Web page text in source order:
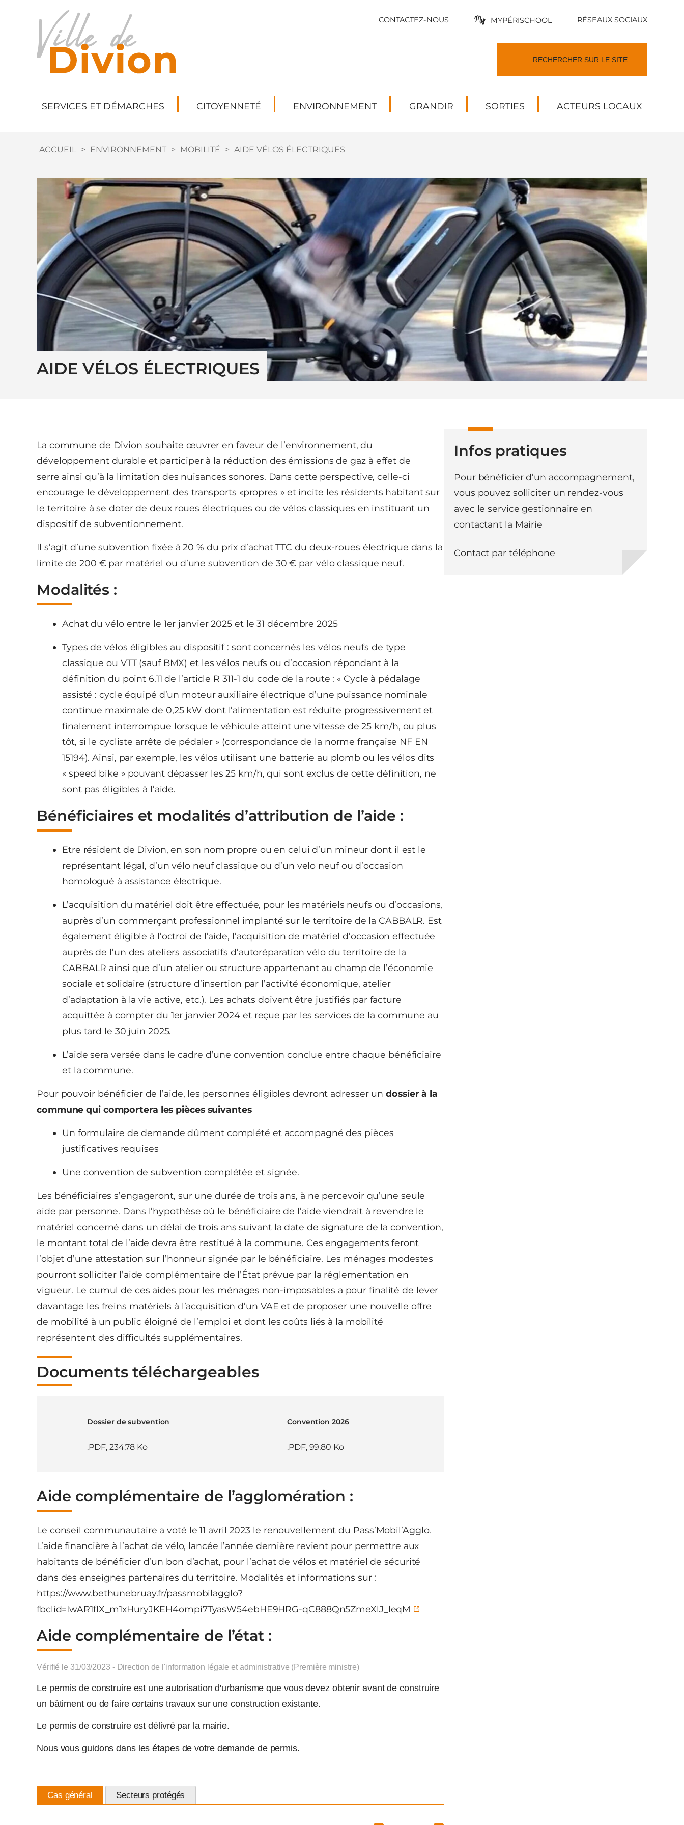
CONTACTEZ-NOUS MYPÉRISCHOOL RÉSEAUX SOCIAUX
SERVICES ET DÉMARCHES CITOYENNETÉ ENVIRONNEMENT GRANDIR SORTIES ACTEURS LOCAUX
ACCUEIL > ENVIRONNEMENT > MOBILITÉ > AIDE VÉLOS ÉLECTRIQUES
AIDE VÉLOS ÉLECTRIQUES
La commune de Divion souhaite œuvrer en faveur de l’environnement, du
développement durable et participer à la réduction des émissions de gaz à effet de
serre ainsi qu’à la limitation des nuisances sonores. Dans cette perspective, celle-ci
encourage le développement des transports «propres » et incite les résidents habitant sur
le territoire à se doter de deux roues électriques ou de vélos classiques en instituant un
dispositif de subventionnement.
Il s’agit d’une subvention fixée à 20 % du prix d’achat TTC du deux-roues électrique dans la
limite de 200 € par matériel ou d’une subvention de 30 € par vélo classique neuf.
Modalités :
Achat du vélo entre le 1er janvier 2025 et le 31 décembre 2025
Types de vélos éligibles au dispositif : sont concernés les vélos neufs de type
classique ou VTT (sauf BMX) et les vélos neufs ou d’occasion répondant à la
définition du point 6.11 de l’article R 311-1 du code de la route : « Cycle à pédalage
assisté : cycle équipé d’un moteur auxiliaire électrique d’une puissance nominale
continue maximale de 0,25 kW dont l’alimentation est réduite progressivement et
finalement interrompue lorsque le véhicule atteint une vitesse de 25 km/h, ou plus
tôt, si le cycliste arrête de pédaler » (correspondance de la norme française NF EN
15194). Ainsi, par exemple, les vélos utilisant une batterie au plomb ou les vélos dits
« speed bike » pouvant dépasser les 25 km/h, qui sont exclus de cette définition, ne
sont pas éligibles à l’aide.
Bénéficiaires et modalités d’attribution de l’aide :
Etre résident de Divion, en son nom propre ou en celui d’un mineur dont il est le
représentant légal, d’un vélo neuf classique ou d’un velo neuf ou d’occasion
homologué à assistance électrique.
L’acquisition du matériel doit être effectuée, pour les matériels neufs ou d’occasions,
auprès d’un commerçant professionnel implanté sur le territoire de la CABBALR. Est
également éligible à l’octroi de l’aide, l’acquisition de matériel d’occasion effectuée
auprès de l’un des ateliers associatifs d’autoréparation vélo du territoire de la
CABBALR ainsi que d’un atelier ou structure appartenant au champ de l’économie
sociale et solidaire (structure d’insertion par l’activité économique, atelier
d’adaptation à la vie active, etc.). Les achats doivent être justifiés par facture
acquittée à compter du 1er janvier 2024 et reçue par les services de la commune au
plus tard le 30 juin 2025.
L’aide sera versée dans le cadre d’une convention conclue entre chaque bénéficiaire
et la commune.
Pour pouvoir bénéficier de l’aide, les personnes éligibles devront adresser undossier à la
commune qui comportera les pièces suivantes
Un formulaire de demande dûment complété et accompagné des pièces
justificatives requises
Une convention de subvention complétée et signée.
Les bénéficiaires s’engageront, sur une durée de trois ans, à ne percevoir qu’une seule
aide par personne. Dans l’hypothèse où le bénéficiaire de l’aide viendrait à revendre le
matériel concerné dans un délai de trois ans suivant la date de signature de la convention,
le montant total de l’aide devra être restitué à la commune. Ces engagements feront
l’objet d’une attestation sur l’honneur signée par le bénéficiaire. Les ménages modestes
pourront solliciter l’aide complémentaire de l’État prévue par la réglementation en
vigueur. Le cumul de ces aides pour les ménages non-imposables a pour finalité de lever
davantage les freins matériels à l’acquisition d’un VAE et de proposer une nouvelle offre
de mobilité à un public éloigné de l’emploi et dont les coûts liés à la mobilité
représentent des difficultés supplémentaires.
Documents téléchargeables
Dossier de subvention
.PDF, 234,78 Ko
Convention 2026
.PDF, 99,80 Ko
Aide complémentaire de l’agglomération :
Le conseil communautaire a voté le 11 avril 2023 le renouvellement du Pass’Mobil’Agglo.
L’aide financière à l’achat de vélo, lancée l’année dernière revient pour permettre aux
habitants de bénéficier d’un bon d’achat, pour l’achat de vélos et matériel de sécurité
dans des enseignes partenaires du territoire. Modalités et informations sur :
https://www.bethunebruay.fr/passmobilagglo?
fbclid=IwAR1flX_m1xHuryJKEH4ompi7TyasW54ebHE9HRG-qC888Qn5ZmeXlJ_leqM
Aide complémentaire de l’état :
Vérifié le 31/03/2023 - Direction de l'information légale et administrative (Première ministre)
Le permis de construire est une autorisation d'urbanisme que vous devez obtenir avant de construire
un bâtiment ou de faire certains travaux sur une construction existante.
Le permis de construire est délivré par la mairie.
Nous vous guidons dans les étapes de votre demande de permis.
Cas général Secteurs protégés
Infos pratiques
Pour bénéficier d’un accompagnement,
vous pouvez solliciter un rendez-vous
avec le service gestionnaire en
contactant la Mairie
Contact par téléphone